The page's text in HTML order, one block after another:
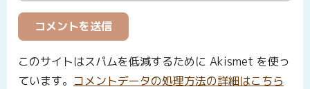
このサイトはスパムを低減するために Akismet を使っ
ています。 コメントデータの処理方法の詳細はこちら